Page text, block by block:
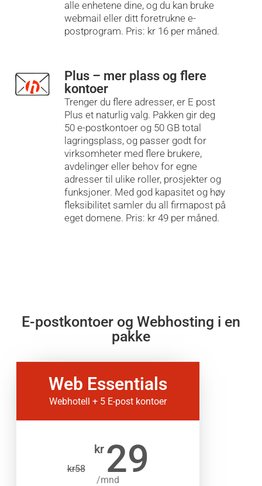
alle enhetene dine, og du kan bruke
webmail eller ditt foretrukne e-
postprogram. Pris: kr 16 per måned.
Plus – mer plass og flere
kontoer
Trenger du flere adresser, er E post
Plus et naturlig valg. Pakken gir deg
50 e-postkontoer og 50 GB total
lagringsplass, og passer godt for
virksomheter med flere brukere,
avdelinger eller behov for egne
adresser til ulike roller, prosjekter og
funksjoner. Med god kapasitet og høy
fleksibilitet samler du all firmapost på
eget domene. Pris: kr 49 per måned.
E-postkontoer og Webhosting i en
pakke
Web Essentials
Webhotell + 5 E-post kontoer
kr58
kr 29
/mnd